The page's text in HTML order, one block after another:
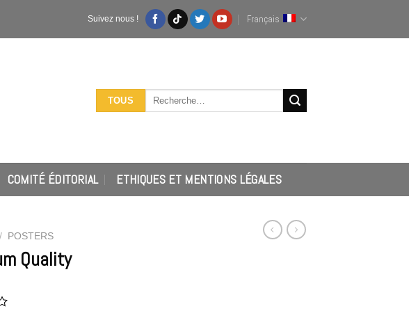
Suivez nous ! Français
TOUS
Recherche
COMITÉ ÉDITORIAL ETHIQUES ET MENTIONS LÉGALES
/ POSTERS
Quality